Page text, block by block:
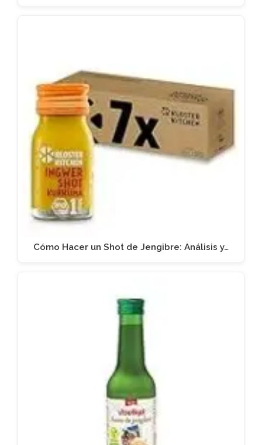
Cómo Hacer un Shot de Jengibre: Análisis y…